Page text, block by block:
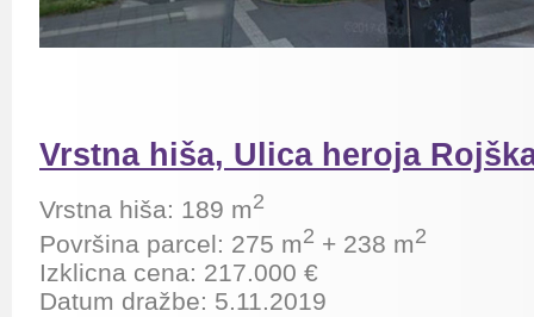
Vrstna hiša, Ulica heroja
Vrstna hiša: 189 m2
Površina parcel: 275 m2 + 238 m2
Izklicna cena: 217.000 €
Datum dražbe: 5.11.2019